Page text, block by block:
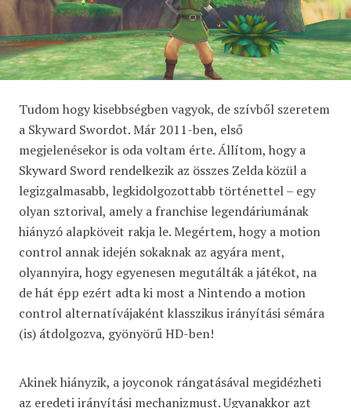
Tudom hogy kisebbségben vagyok, de szívből szeretem
a Skyward Swordot. Már 2011-ben, első
megjelenésekor is oda voltam érte. Állítom, hogy a
Skyward Sword rendelkezik az összes Zelda közül a
legizgalmasabb, legkidolgozottabb történettel – egy
olyan sztorival, amely a franchise legendáriumának
hiányzó alapköveit rakja le. Megértem, hogy a motion
control annak idején sokaknak az agyára ment,
olyannyira, hogy egyenesen megutálták a játékot, na
de hát épp ezért adta ki most a Nintendo a motion
control alternatívájaként klasszikus irányítási sémára
(is) átdolgozva, gyönyörű HD-ben!
Akinek hiányzik, a joyconok rángatásával megidézheti
az eredeti irányítási mechanizmust. Ugyanakkor azt